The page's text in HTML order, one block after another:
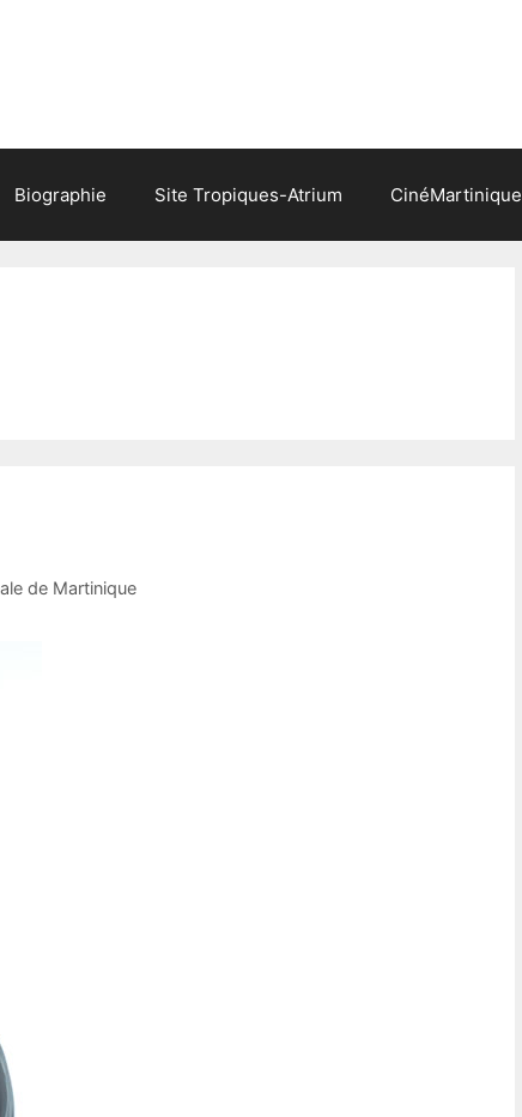
Biographie Site Tropiques-Atrium CinéMartinique
de Martinique